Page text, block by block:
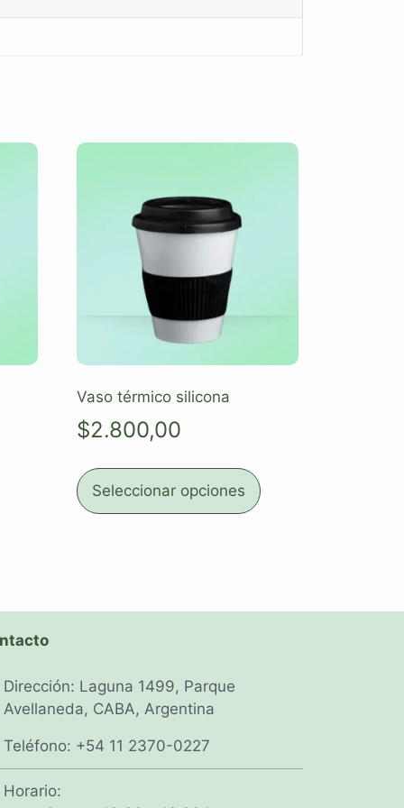
Vaso térmico silicona
$2.800,00
Seleccionar opciones
Dirección: Laguna 1499, Parque
Avellaneda, CABA, Argentina
Teléfono: +54 11 2370-0227
Horario: